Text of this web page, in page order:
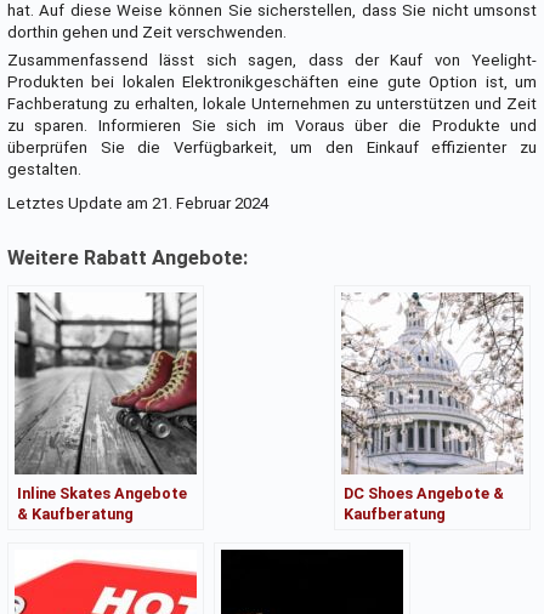
hat. Auf diese Weise können Sie sicherstellen, dass Sie nicht umsonst
dorthin gehen und Zeit verschwenden.
Zusammenfassend lässt sich sagen, dass der Kauf von Yeelight-
Produkten bei lokalen Elektronikgeschäften eine gute Option ist, um
Fachberatung zu erhalten, lokale Unternehmen zu unterstützen und Zeit
zu sparen. Informieren Sie sich im Voraus über die Produkte und
überprüfen Sie die Verfügbarkeit, um den Einkauf effizienter zu
gestalten.
Letztes Update am 21. Februar 2024
Weitere Rabatt Angebote:
Inline Skates Angebote
& Kaufberatung
DC Shoes Angebote &
Kaufberatung